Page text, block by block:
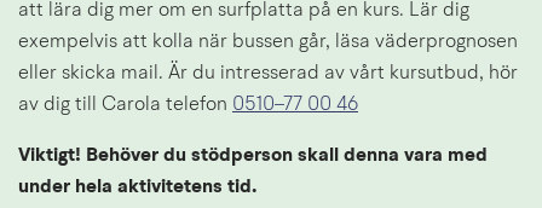
att lära dig mer om en surfplatta på en kurs. Lär dig
exempelvis att kolla när bussen går, läsa väderprognosen
eller skicka mail. Är du intresserad av vårt kursutbud, hör
av dig till Carola telefon 0510–77 00 46
Viktigt! Behöver du stödperson skall denna vara med
under hela aktivitetens tid.